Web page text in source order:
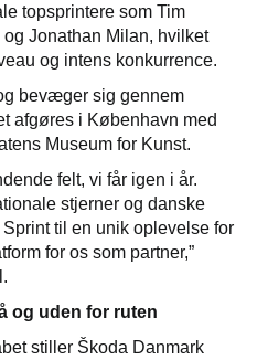
topsprintere som Tim
Jonathan Milan, hvilket
og intens konkurrence.
bevæger sig gennem
afgøres i København med
Museum for Kunst.
felt, vi får igen i år.
stjerner og danske
til en unik oplevelse for
for os som partner,”
og uden for ruten
stiller Škoda Danmark